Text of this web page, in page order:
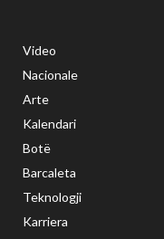
Video
Nacionale
Arte
Kalendari
Botë
Barcaleta
Teknologji
Karriera